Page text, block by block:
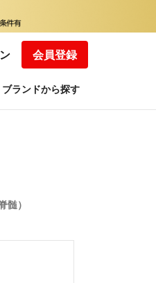
会員登録
ブランドから探す
）